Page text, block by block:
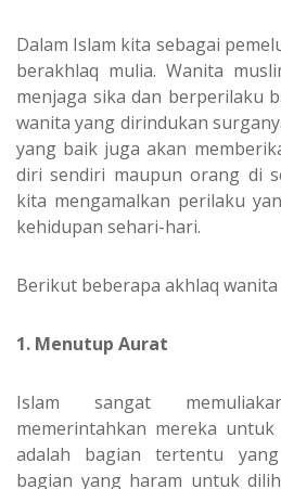
Dalam Islam kita sebagai
berakhlaq mulia. Wanita
menjaga sika dan berperilaku
wanita yang dirindukan
yang baik juga akan
diri sendiri maupun orang di
kita mengamalkan perilaku
kehidupan sehari-hari.
Berikut beberapa akhlaq
1. Menutup Aurat
Islam sangat
memerintahkan mereka
adalah bagian tertentu
bagian yang haram untuk